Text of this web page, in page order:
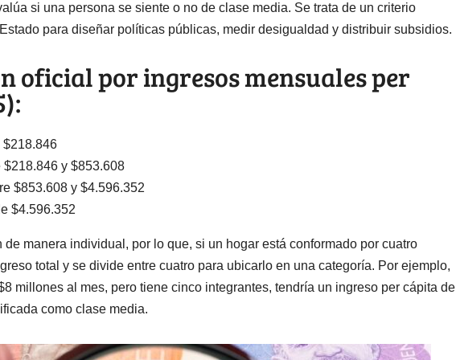
si una persona se siente o no de clase media. Se trata de un criterio
para diseñar políticas públicas, medir desigualdad y distribuir subsidios.
oficial por ingresos mensuales per
$218.846
$218.846 y $853.608
$853.608 y $4.596.352
$4.596.352
de manera individual, por lo que, si un hogar está conformado por cuatro
total y se divide entre cuatro para ubicarlo en una categoría. Por ejemplo,
millones al mes, pero tiene cinco integrantes, tendría un ingreso per cápita de
como clase media.